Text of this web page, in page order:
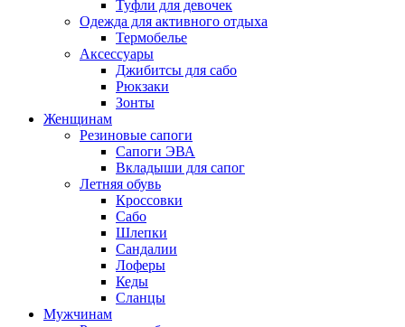
Туфли для девочек
Одежда для активного отдыха
Термобелье
Аксессуары
Джибитсы для сабо
Рюкзаки
Зонты
Женщинам
Резиновые сапоги
Cапоги ЭВА
Вкладыши для сапог
Летняя обувь
Кроссовки
Сабо
Шлепки
Сандалии
Лоферы
Кеды
Сланцы
Мужчинам